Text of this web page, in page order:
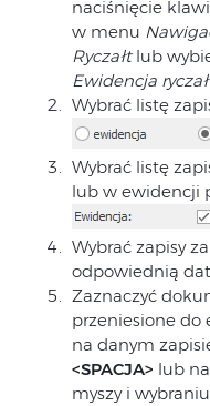
naciśnięcie
w menu
Ryczałtlub
Ewidencja
Wybrać listę
Wybrać listę
lub w ewidencji
Wybrać zapisy
odpowiednią
Zaznaczyć
przeniesione do
na danym
<SPACJA> lub
myszy i